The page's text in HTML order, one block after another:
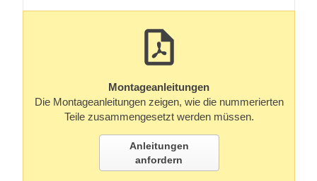
Montageanleitungen
Die Montageanleitungen zeigen, wie die nummerierten
Teile zusammengesetzt werden müssen.
Anleitungen
anfordern